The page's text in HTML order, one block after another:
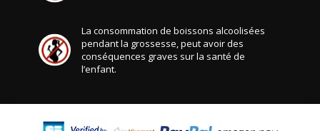
La consommation de boissons alcoolisées
pendant la grossesse, peut avoir des
conséquences graves sur la santé de
l’enfant.